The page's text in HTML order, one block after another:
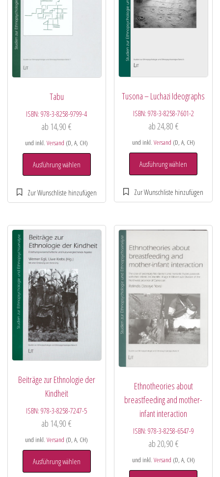
Tabu
ISBN:978-3-8258-9799-4
ab 14,90€
und inkl.Versand (D, A, CH)
Ausführung wählen
Tusona – Luchazi Ideographs
ISBN: 978-3-8258-7601-2
ab 24,80 €
und inkl. Versand (D, A, CH)
Ausführung wählen
Beiträge zur Ethnologie der
Kindheit
ISBN:978-3-8258-7247-5
ab 14,90€
und inkl.Versand (D, A, CH)
Ausführung wählen
Ethnotheories about
breastfeeding and mother-
infant interaction
ISBN: 978-3-8258-6547-9
ab20,90 €
und inkl. Versand (D, A, CH)